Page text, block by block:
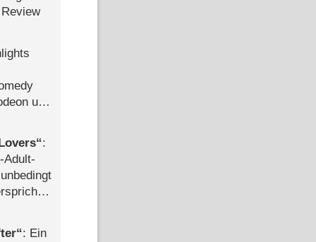
und
:
Adult-
–
: Ein